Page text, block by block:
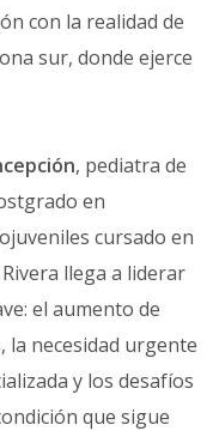
con la realidad de
sur, donde ejerce
, pediatra de
en
cursado en
llega a liderar
el aumento de
necesidad urgente
y los desafíos
que sigue